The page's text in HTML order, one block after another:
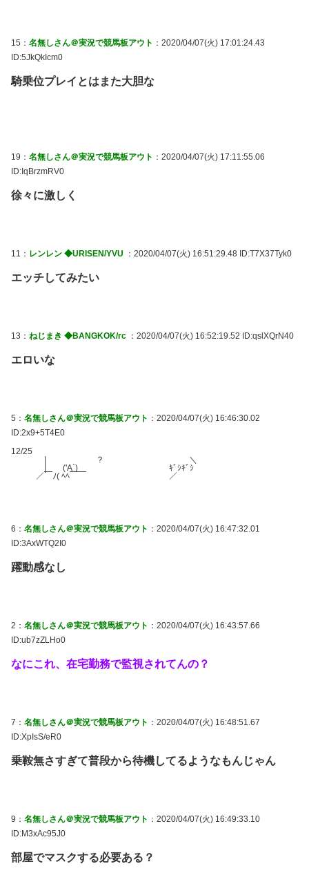
15： 名無しさん＠実況で競馬板アウト ：2020/04/07(火) 17:01:24.43
ID:5JkQkIcm0
騎乗位プレイとはまた大胆な
19： 名無しさん＠実況で競馬板アウト ：2020/04/07(火) 17:11:55.06
ID:IqBrzmRV0
徐々に激しく
11： レンレン ◆URISEN/YVU ：2020/04/07(火) 16:51:29.48 ID:T7X37Tyk0
エッチしてみたい
13： ねじまき ◆BANGKOK/rc ：2020/04/07(火) 16:52:19.52 ID:qslXQrN40
エロいな
5： 名無しさん＠実況で競馬板アウト ：2020/04/07(火) 16:46:30.02
ID:2x9+5T4E0
12/25
| ？ ＼
| ('A`) ｷﾞｼｷﾞｼ
／￣ﾉ( ﾍﾍ￣￣ ／
6： 名無しさん＠実況で競馬板アウト ：2020/04/07(火) 16:47:32.01
ID:3AxWTQ2I0
躍動感なし
2： 名無しさん＠実況で競馬板アウト ：2020/04/07(火) 16:43:57.66
ID:ub7zZLHo0
なにこれ、在宅勤務で監視されてんの？
7： 名無しさん＠実況で競馬板アウト ：2020/04/07(火) 16:48:51.67
ID:XpIsS/eR0
乗鞍無さすぎて普段から待機してるようなもんじゃん
9： 名無しさん＠実況で競馬板アウト ：2020/04/07(火) 16:49:33.10
ID:M3xAc95J0
部屋でマスクする必要ある？